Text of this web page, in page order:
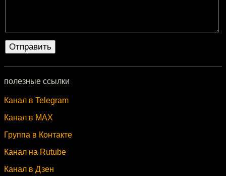
полезные ссылки
Канал в Telegram
Канал в MAX
Группа в Контакте
Канал на Rutube
Канал в Дзен